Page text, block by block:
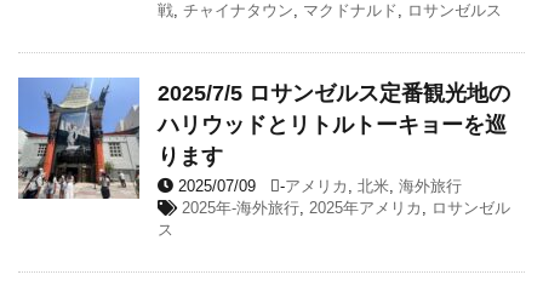
戦, チャイナタウン, マクドナルド, ロサンゼルス
2025/7/5 ロサンゼルス定番観光地の
ハリウッドとリトルトーキョーを巡
ります
2025/07/09 -アメリカ , 北米, 海外旅行
2025年-海外旅行, 2025年アメリカ , ロサンゼル
ス